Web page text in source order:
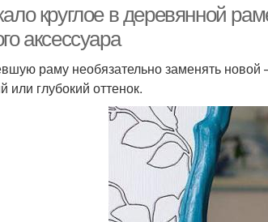
круглое в деревянной
аксессуара
раму необязательно заменять
или глубокий оттенок.